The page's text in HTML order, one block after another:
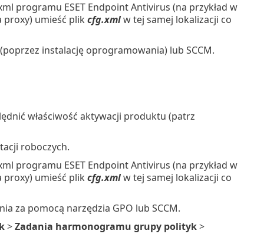
programu ESET Endpoint Antivirus (na przykład w
proxy) umieść plik cfg.xmlw tej samej lokalizacji co
instalację oprogramowania) lub SCCM.
właściwość aktywacji produktu (patrz
roboczych.
programu ESET Endpoint Antivirus (na przykład w
proxy) umieść plik cfg.xmlw tej samej lokalizacji co
za pomocą narzędzia GPO lub SCCM.
>Zadania harmonogramu grupy polityk>